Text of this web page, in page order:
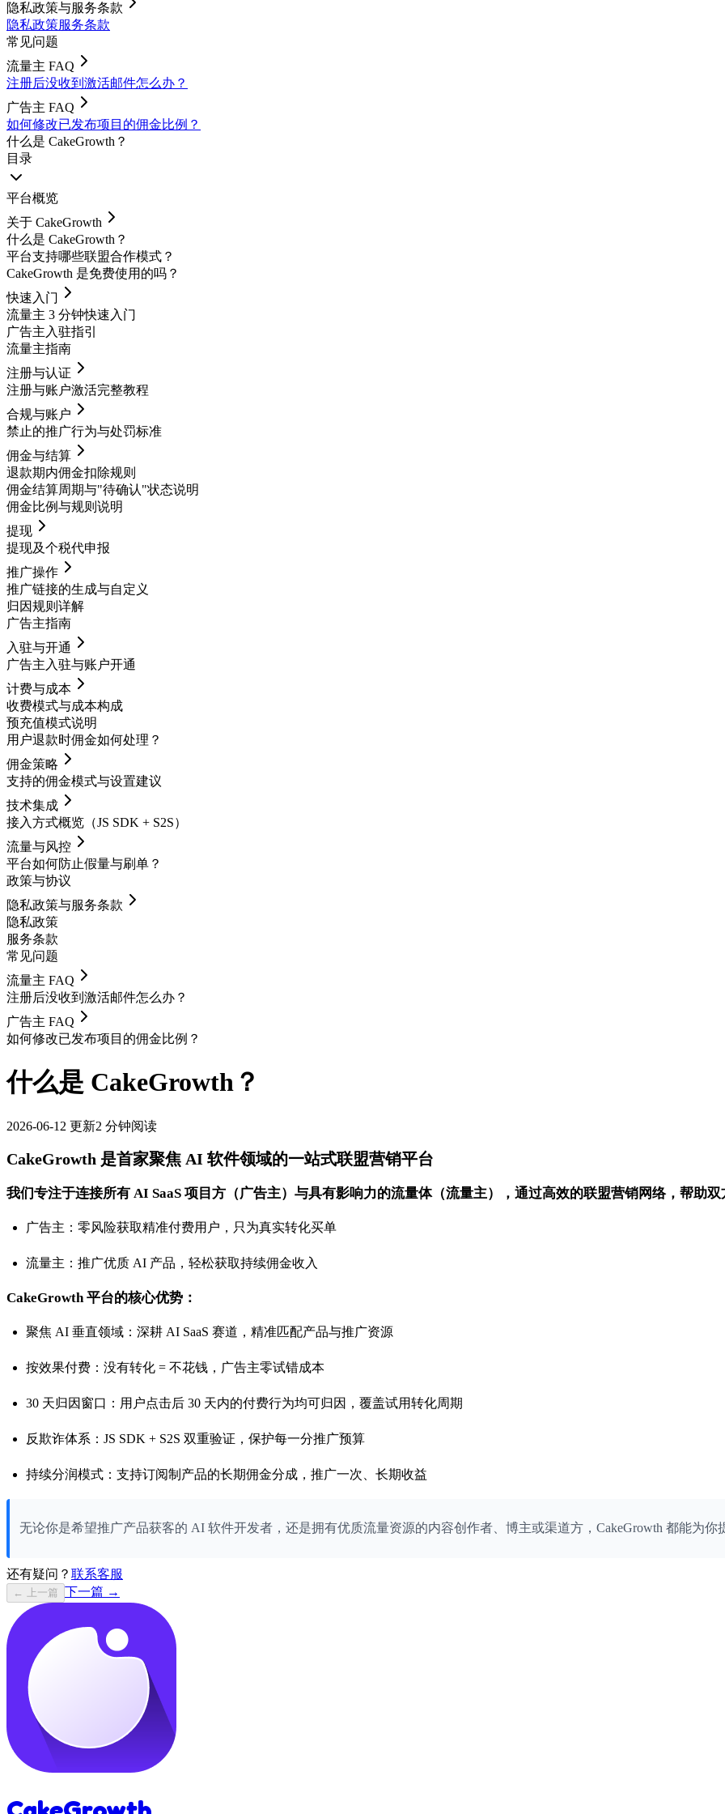
隐私政策与服务条款
隐私政策服务条款
常见问题
流量主 FAQ
注册后没收到激活邮件怎么办？
广告主 FAQ
如何修改已发布项目的佣金比例？
什么是 CakeGrowth？
目录
平台概览
关于 CakeGrowth
什么是 CakeGrowth？
平台支持哪些联盟合作模式？
CakeGrowth 是免费使用的吗？
快速入门
流量主 3 分钟快速入门
广告主入驻指引
流量主指南
注册与认证
注册与账户激活完整教程
合规与账户
禁止的推广行为与处罚标准
佣金与结算
退款期内佣金扣除规则
佣金结算周期与"待确认"状态说明
佣金比例与规则说明
提现
提现及个税代申报
推广操作
推广链接的生成与自定义
归因规则详解
广告主指南
入驻与开通
广告主入驻与账户开通
计费与成本
收费模式与成本构成
预充值模式说明
用户退款时佣金如何处理？
佣金策略
支持的佣金模式与设置建议
技术集成
接入方式概览（JS SDK + S2S）
流量与风控
平台如何防止假量与刷单？
政策与协议
隐私政策与服务条款
隐私政策
服务条款
常见问题
流量主 FAQ
注册后没收到激活邮件怎么办？
广告主 FAQ
如何修改已发布项目的佣金比例？
什么是 CakeGrowth？
2026-06-12 更新2 分钟阅读
CakeGrowth 是首家聚焦 AI 软件领域的一站式联盟营销平台
我们专注于连接所有 AI SaaS 项目方（广告主）与具有影响力的流量体（流量主），通过高效的联盟营销网络，帮助双
广告主：零风险获取精准付费用户，只为真实转化买单
流量主：推广优质 AI 产品，轻松获取持续佣金收入
CakeGrowth 平台的核心优势：
聚焦 AI 垂直领域：深耕 AI SaaS 赛道，精准匹配产品与推广资源
按效果付费：没有转化 = 不花钱，广告主零试错成本
30 天归因窗口：用户点击后 30 天内的付费行为均可归因，覆盖试用转化周期
反欺诈体系：JS SDK + S2S 双重验证，保护每一分推广预算
持续分润模式：支持订阅制产品的长期佣金分成，推广一次、长期收益
无论你是希望推广产品获客的 AI 软件开发者，还是拥有优质流量资源的内容创作者、博主或渠道方，CakeGrowth 都能为你
还有疑问？ 联系客服
← 上一篇 下一篇 →